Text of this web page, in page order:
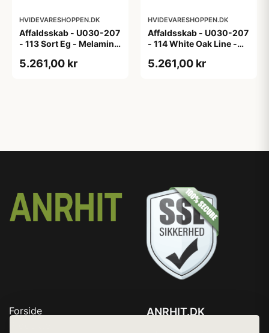
HVIDEVARESHOPPEN.DK
Affaldsskab - U030-207
- 113 Sort Eg - Melamin,
5.261,00 kr
HVIDEVARESHOPPEN.DK
Affaldsskab - U030-207
- 114 White Oak Line -
5.261,00 kr
Forside
ANRHIT.DK